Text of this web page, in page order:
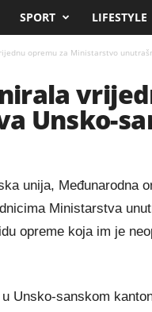
SPORT LIFESTYLE
opremu za Ministarstvo
Unsko-
unija, Međunarodna
Ministarstva
opreme koja im je
Unsko-sanskom